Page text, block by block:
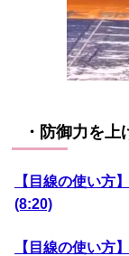
・防御力を上
【目線の使い方
(8:20)
【目線の使い方